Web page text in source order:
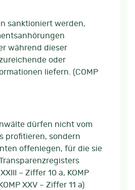
sanktioniert werden,
während dieser
oder
liefern. (COMP
dürfen nicht vom
profitieren, sondern
offenlegen, für die sie
– Ziffer 10 a, KOMP
XXV – Ziffer 11 a)